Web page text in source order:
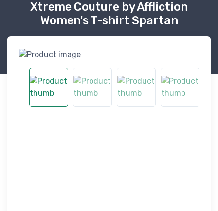
Xtreme Couture by Affliction
Women's T-shirt Spartan